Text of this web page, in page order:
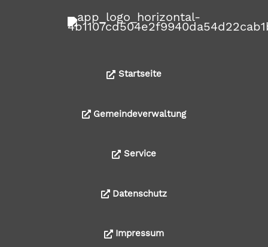
Startseite
Gemeindeverwaltung
Service
Datenschutz
Impressum